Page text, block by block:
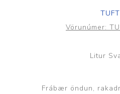
Vörunúmer:
Litur
Frábær öndun,